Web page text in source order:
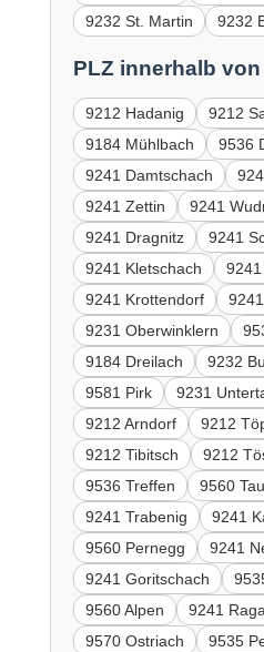
9232 St. Martin
9232
PLZ innerhalb
9212 Hadanig 9212
9184 Mühlbach
9536
9241 Damtschach
9241 Zettin
9241
9241 Dragnitz
9241
9241 Kletschach
9241 Krottendorf
9231 Oberwinklern
9184 Dreilach
9232
9581 Pirk
9231
9212 Arndorf
9212
9212 Tibitsch
9212
9536 Treffen
9560
9241 Trabenig
9241
9560 Pernegg
9241
9241 Goritschach
9560 Alpen
9241
9570 Ostriach
9535